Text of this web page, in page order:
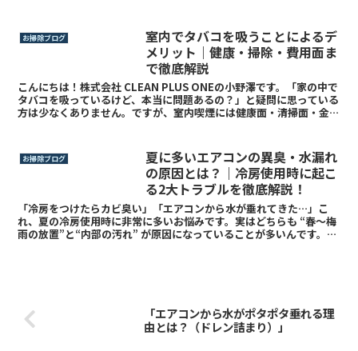
お掃除ブログ
室内でタバコを吸うことによるデ
メリット｜健康・掃除・費用面ま
で徹底解説
こんにちは！株式会社 CLEAN PLUS ONEの小野澤です。「家の中で
タバコを吸っているけど、本当に問題あるの？」と疑問に思っている
方は少なくありません。ですが、室内喫煙には健康面・清掃面・金銭
お掃除ブログ
夏に多いエアコンの異臭・水漏れ
の原因とは？｜冷房使用時に起こ
る2大トラブルを徹底解説！
「冷房をつけたらカビ臭い」「エアコンから水が垂れてきた…」こ
れ、夏の冷房使用時に非常に多いお悩みです。実はどちらも “春〜梅
雨の放置”と“内部の汚れ” が原因になっていることが多いんです。
「エアコンから水がポタポタ垂れる理
由とは？（ドレン詰まり）」